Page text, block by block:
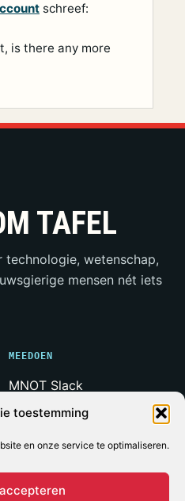
toestemming
en onze service te optimaliseren.
schreef:
is there any more
TAFEL
wetenschap,
mensen nét iets
MEEDOEN
MNOT Slack
Weerwolven Slack
Adverteren